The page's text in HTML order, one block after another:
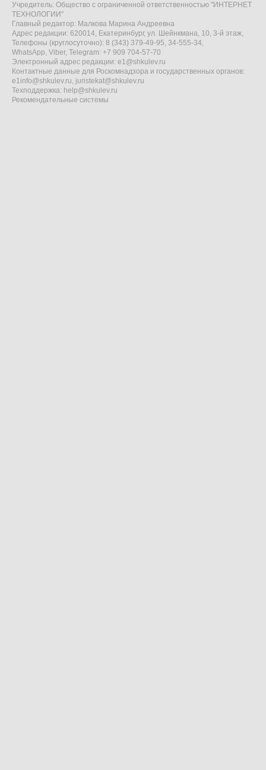
Учредитель: Общество с ограниченной ответственностью "ИНТЕРНЕТ
ТЕХНОЛОГИИ"
Главный редактор: Малкова Марина Андреевна
Адрес редакции: 620014, Екатеринбург, ул. Шейнкмана, 10, 3-й этаж,
Телефоны (круглосуточно): 8 (343) 379-49-95, 34-555-34,
WhatsApp, Viber, Telegram: +7 909 704-57-70
Электронный адрес редакции: e1@shkulev.ru
Контактные данные для Роскомнадзора и государственных органов:
e1info@shkulev.ru, juristekat@shkulev.ru
Техподдержка: help@shkulev.ru
Рекомендательные системы